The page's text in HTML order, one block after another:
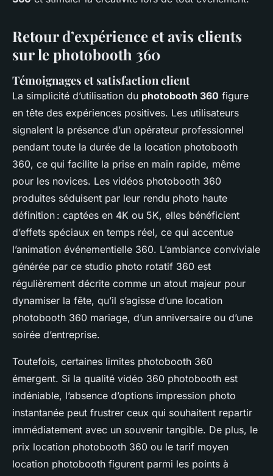
Retour d’expérience et avis clients
sur le photobooth 360
Témoignages et satisfaction client
La simplicité d’utilisation du photobooth 360 figure
en tête des expériences positives. Les utilisateurs
signalent la présence d’un opérateur professionnel
pendant toute la durée de la location photobooth
360, ce qui facilite la prise en main rapide, même
pour les novices. Les vidéos photobooth 360
produites séduisent par leur rendu photo haute
définition : captées en 4K ou 5K, elles bénéficient
d’effets spéciaux en temps réel, ce qui accentue
l’animation événementielle 360. L’ambiance conviviale
générée par ce studio photo rotatif 360 est
régulièrement décrite comme un atout majeur pour
dynamiser la fête, qu’il s’agisse d’une location
photobooth 360 mariage, d’un anniversaire ou d’une
soirée d’entreprise.
Toutefois, certaines limites photobooth 360
émergent. Si la qualité vidéo 360 photobooth est
indéniable, l’absence d’options impression photo
instantanée peut frustrer ceux qui souhaitent repartir
immédiatement avec un souvenir tangible. De plus, le
prix location photobooth 360 ou le tarif moyen
location photobooth figurent parmi les points à